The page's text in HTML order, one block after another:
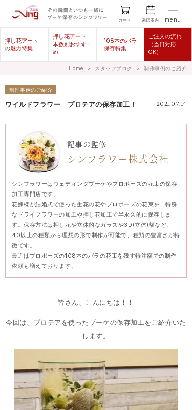
カート 来店案内 menu
押し花アート
の魅力特集
押し花アート
本数別おすす
め
108本のバラ
保存特集
ご注文の流れ
（当日対応
OK）
Home ＞ スタッフブログ ＞ 制作事例のご紹介
制作事例のご紹介
2021.07.14
ワイルドフラワー プロテアの保存加工！
記事の監修
シンフラワー株式会社
シンフラワーはウェディングブーケやプロポーズの花束の保存
加工専門店です。
花嫁様が結婚式で使った生花の花やプロポーズの花束を、特殊
なドライフラワーの加工や押し花加工で半永久的に保存しま
す。保存方法は押し花や立体的なガラスや3D(立体)額など、
40以上の種類から理想の形で制作が可能で、種類の豊富さが特
徴です。
最近はプロポーズの108本のバラの花束を残す特注額での制作
依頼も増えております。
皆さん、こんにちは！！
今回は、プロテアを使ったブーケの保存加工をご紹介いた
します。